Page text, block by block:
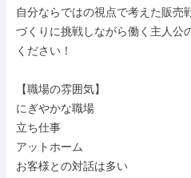
自分ならではの視点で考えた販売
づくりに挑戦しながら働く主人公
ください！
【職場の雰囲気】
にぎやかな職場
立ち仕事
アットホーム
お客様との対話は多い